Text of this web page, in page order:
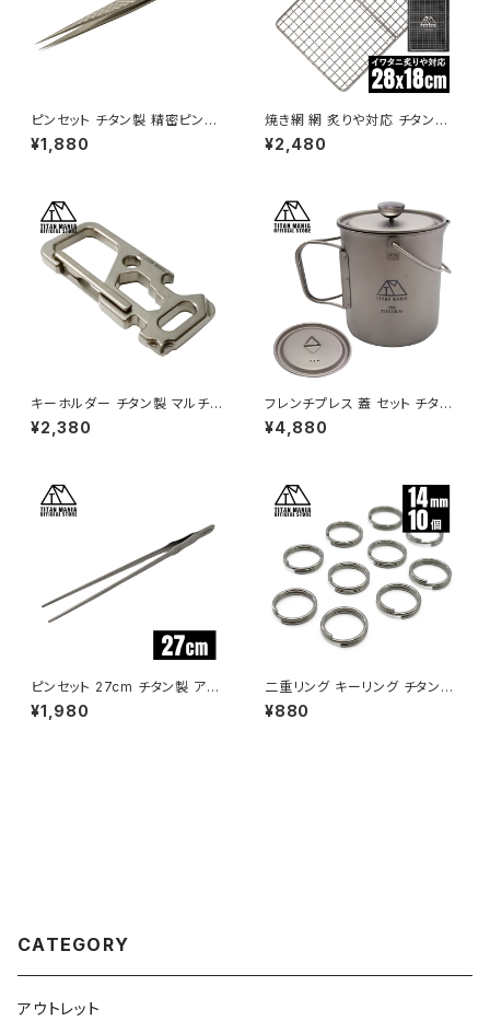
ピンセット チタン製 精密ピンセ
ット ストレート 超軽量 頑丈 工
具 DIY プラモデル シール ネイ
¥1,880
焼き網 網 炙りや対応 チタン製
28x18cm イワタニ 炙りや用 炉
ばた焼器用 軽量 角型 万能 頑
キャンプ用品 持ち運び便利 収
納袋付き
¥2,480
キーホルダー チタン製 マルチツ
ール EDCツール カラビナ キー
リング付き 軽量 頑丈 錆びない
キャンプ用品
¥2,380
フレンチプレス 蓋 セット チタン
製 750ml 軽量 頑丈 直火 ベイ
ルハンドル付き コーヒー コーヒ
アウトドア キャンプ用品 収納袋
付き
¥4,880
ピンセット 27cm チタン製 アク
アリウム 錆びない 水槽用ピンセ
ット 水槽 掃除 メンテナンス 餌
¥1,980
二重リング キーリング チタン製
14mm×10個 超軽量 頑丈 サビ
に強い 二重丸カン スプリットリ
¥880
CATEGORY
アウトレット